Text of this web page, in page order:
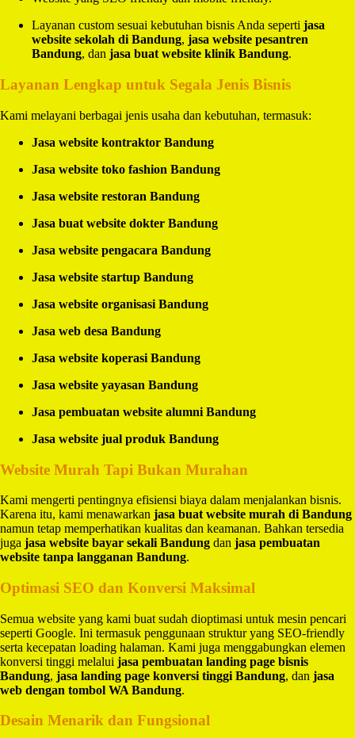
Layanan custom sesuai kebutuhan bisnis Anda seperti jasa
website sekolah di Bandung, jasa website pesantren
Bandung, dan jasa buat website klinik Bandung.
Layanan Lengkap untuk Segala Jenis Bisnis
Kami melayani berbagai jenis usaha dan kebutuhan, termasuk:
Jasa website kontraktor Bandung
Jasa website toko fashion Bandung
Jasa website restoran Bandung
Jasa buat website dokter Bandung
Jasa website pengacara Bandung
Jasa website startup Bandung
Jasa website organisasi Bandung
Jasa web desa Bandung
Jasa website koperasi Bandung
Jasa website yayasan Bandung
Jasa pembuatan website alumni Bandung
Jasa website jual produk Bandung
Website Murah Tapi Bukan Murahan
Kami mengerti pentingnya efisiensi biaya dalam menjalankan bisnis.
Karena itu, kami menawarkan jasa buat website murah di Bandung
namun tetap memperhatikan kualitas dan keamanan. Bahkan tersedia
juga jasa website bayar sekali Bandung dan jasa pembuatan
website tanpa langganan Bandung.
Optimasi SEO dan Konversi Maksimal
Semua website yang kami buat sudah dioptimasi untuk mesin pencari
seperti Google. Ini termasuk penggunaan struktur yang SEO-friendly
serta kecepatan loading halaman. Kami juga menggabungkan elemen
konversi tinggi melalui jasa pembuatan landing page bisnis
Bandung, jasa landing page konversi tinggi Bandung, dan jasa
web dengan tombol WA Bandung.
Desain Menarik dan Fungsional